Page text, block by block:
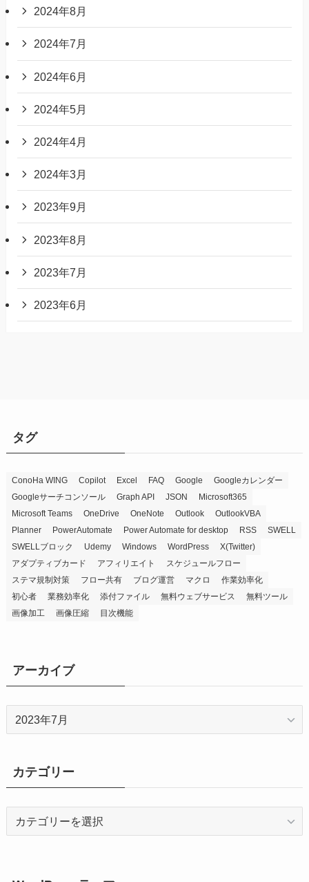
2024年8月
2024年7月
2024年6月
2024年5月
2024年4月
2024年3月
2023年9月
2023年8月
2023年7月
2023年6月
タグ
ConoHa WING Copilot Excel FAQ Google
Googleカレンダー
Googleサーチコンソール
Graph API JSON
Microsoft365
Microsoft Teams
OneDrive OneNote Outlook
OutlookVBA
Planner
PowerAutomate Power Automate for desktop RSS
SWELL
SWELLブロック
Udemy Windows WordPress
X(Twitter)
アダプティブカード
アフィリエイト
スケジュールフロー
ステマ規制対策
フロー共有 ブログ運営 マクロ
作業効率化
初心者
業務効率化 添付ファイル 無料ウェブサービス
無料ツール
画像加工
画像圧縮 目次機能
アーカイブ
ブ
カテゴリー